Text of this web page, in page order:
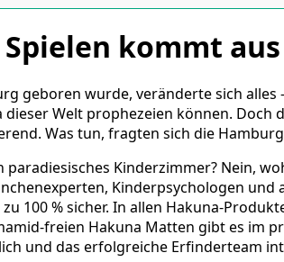
kommt
geboren wurde, veränderte sich
Welt prophezeien können.
Was tun, fragten sich die
Kinderzimmer? Nein,
Kinderpsychologen
100 % sicher. In allen Hakuna-
freien Hakuna Matten gibt es im
und das erfolgreiche Erfinderteam